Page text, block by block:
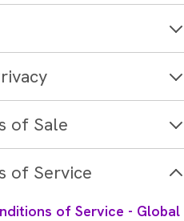
of Sale
of Service
of Service - Global